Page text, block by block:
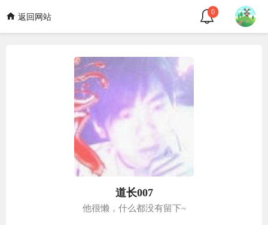
返回网站
0
道长007
他很懒，什么都没有留下~